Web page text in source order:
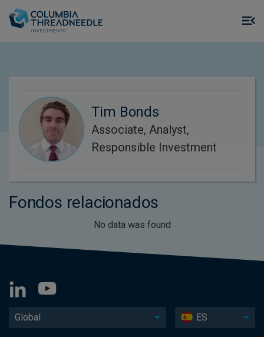
Tim Bonds
Associate, Analyst,
Responsible Investment
Fondos relacionados
No data was found
Global ES